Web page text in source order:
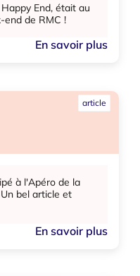
End, était au
end de RMC !
En savoir plus
article
à l'Apéro de la
bel article et
En savoir plus